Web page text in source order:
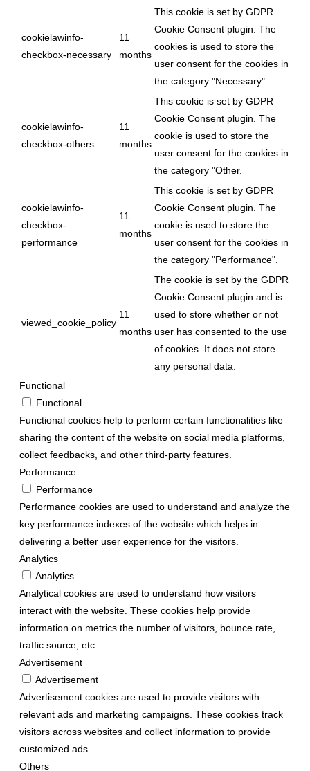
cookielawinfo-
checkbox-necessary
11
months
This cookie is set by GDPR
Cookie Consent plugin. The
cookies is used to store the
user consent for the cookies in
the category "Necessary".
cookielawinfo-
checkbox-others
11
months
This cookie is set by GDPR
Cookie Consent plugin. The
cookie is used to store the
user consent for the cookies in
the category "Other.
cookielawinfo-
checkbox-
performance
11
months
This cookie is set by GDPR
Cookie Consent plugin. The
cookie is used to store the
user consent for the cookies in
the category "Performance".
viewed_cookie_policy
11
months
The cookie is set by the GDPR
Cookie Consent plugin and is
used to store whether or not
user has consented to the use
of cookies. It does not store
any personal data.
Functional
Functional
Functional cookies help to perform certain functionalities like
sharing the content of the website on social media platforms,
collect feedbacks, and other third-party features.
Performance
Performance
Performance cookies are used to understand and analyze the
key performance indexes of the website which helps in
delivering a better user experience for the visitors.
Analytics
Analytics
Analytical cookies are used to understand how visitors
interact with the website. These cookies help provide
information on metrics the number of visitors, bounce rate,
traffic source, etc.
Advertisement
Advertisement
Advertisement cookies are used to provide visitors with
relevant ads and marketing campaigns. These cookies track
visitors across websites and collect information to provide
customized ads.
Others